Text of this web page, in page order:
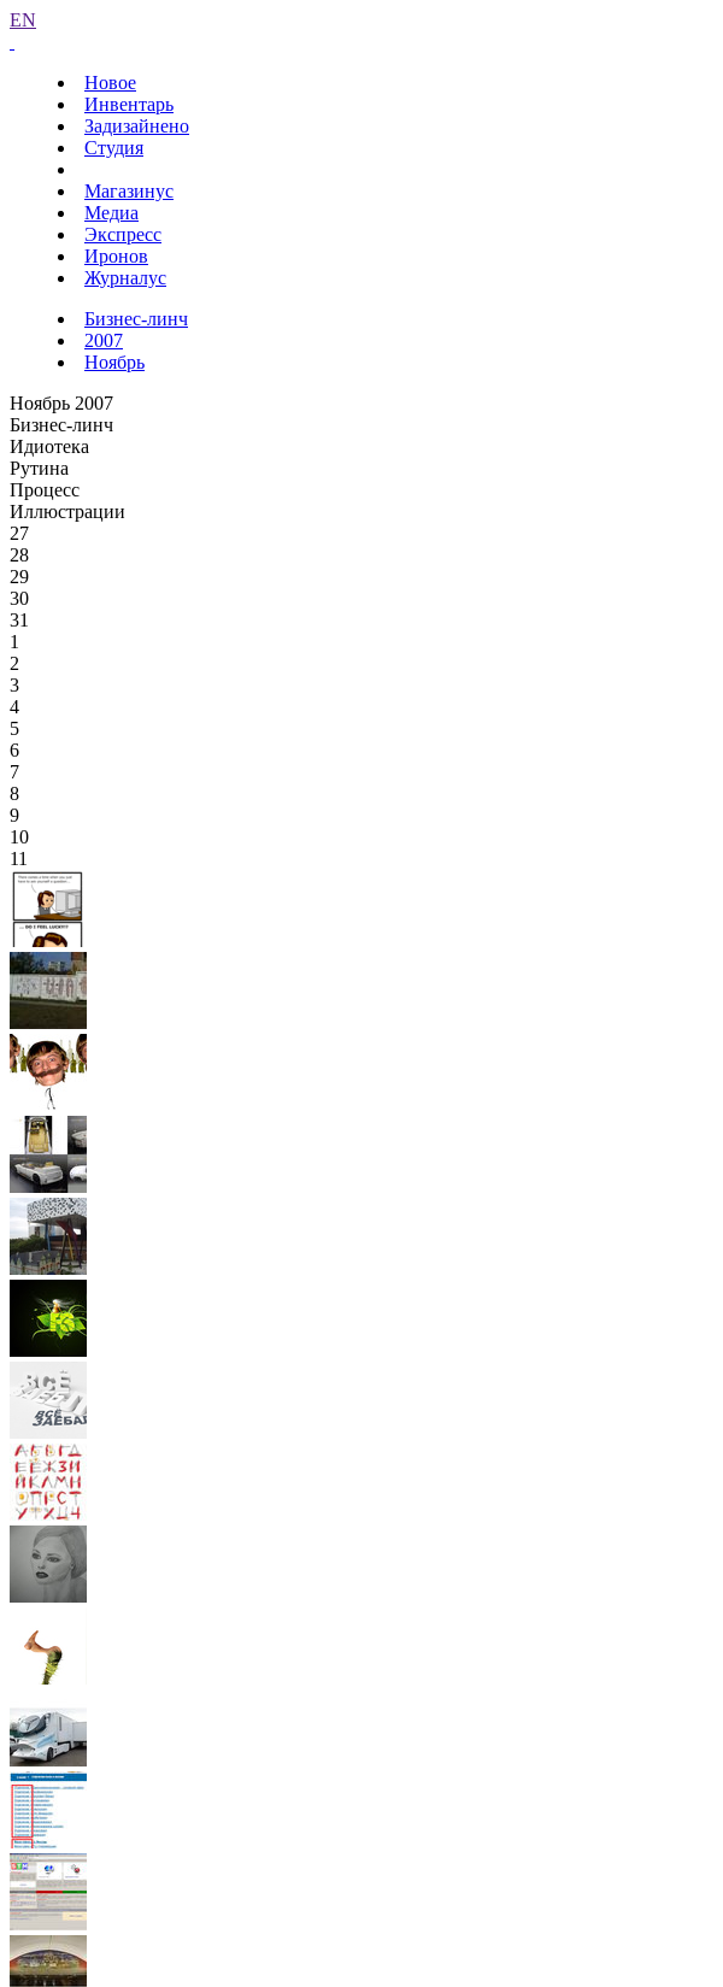
EN
Новое
Инвентарь
Задизайнено
Студия
Магазинус
Медиа
Экспресс
Иронов
Журналус
Бизнес-линч
2007
Ноябрь
Ноябрь 2007
Бизнес-линч
Идиотека
Рутина
Процесс
Иллюстрации
27
28
29
30
31
1
2
3
4
5
6
7
8
9
10
11